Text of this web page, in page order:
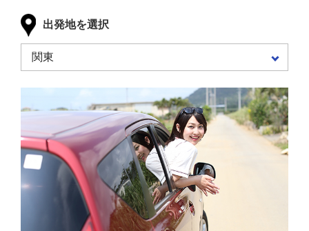
出発地を選択